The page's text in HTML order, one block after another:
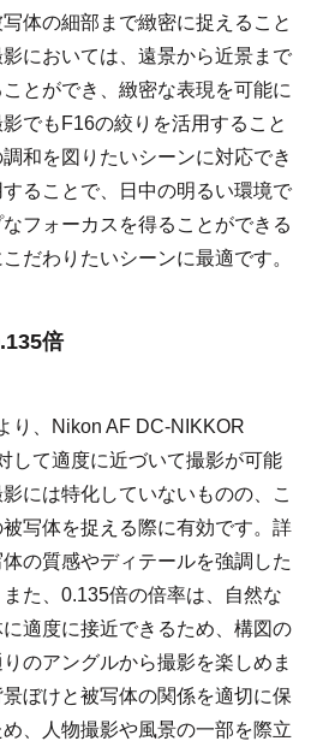
体の細部まで緻密に捉えること
においては、遠景から近景まで
とができ、緻密な表現を可能に
でもF16の絞りを活用すること
和を図りたいシーンに対応でき
ることで、日中の明るい環境で
フォーカスを得ることができる
だわりたいシーンに最適です。
倍
り、Nikon AF DC-NIKKOR
して適度に近づいて撮影が可能
には特化していないものの、こ
写体を捉える際に有効です。詳
の質感やディテールを強調した
た、0.135倍の倍率は、自然な
適度に接近できるため、構図の
のアングルから撮影を楽しめま
ぼけと被写体の関係を適切に保
、人物撮影や風景の一部を際立